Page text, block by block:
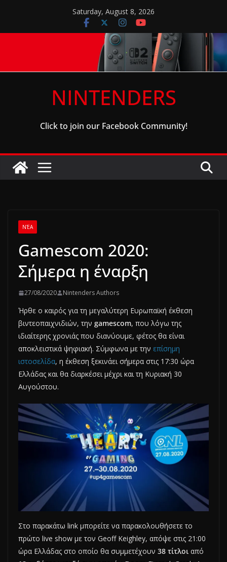
content
Saturday, August 8, 2026
NINTENDERS
Click to join our Facebook Community!
ΝΈΑ
Gamescom 2020:
Σήμερα η έναρξη
27/08/2020 Nintenders Authors
Ήρθε ο καιρός για τη μεγαλύτερη Ευρωπαϊκή έκθεση
βιντεοπαιχνιδιών, την gamescom, που λόγω της
ιδιαίτερης χρονιάς που διανύουμε, φέτος θα είναι
αποκλειστικά ψηφιακή. Σύμφωνα με την επίσημη
ιστοσελίδα, η έκθεση ξεκινάει σήμερα στις 17:30 ώρα
Ελλάδας και θα διαρκέσει μέχρι και τη Κυριακή 30
Αυγούστου.
Στο παρακάτω link μπορείτε να παρακολουθήσετε το
πρώτο live show με τον Geoff Keighley, απόψε στις 21:00
ώρα Ελλάδας στο οποίο θα συμμετέχουν 38 τίτλοι από